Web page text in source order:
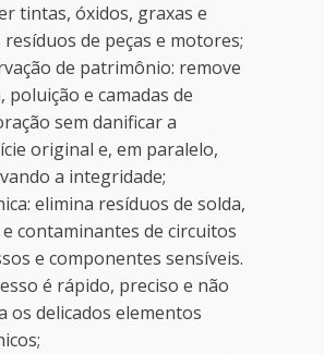
tintas, óxidos, graxas e
de peças e motores;
de patrimônio: remove
poluição e camadas de
sem danificar a
original e, em paralelo,
a integridade;
elimina resíduos de solda,
contaminantes de circuitos
e componentes sensíveis.
é rápido, preciso e não
os delicados elementos